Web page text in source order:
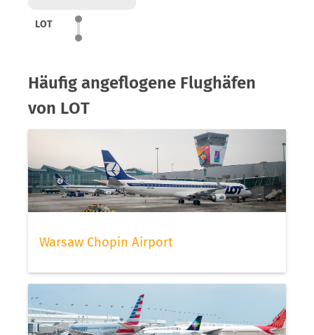
LOT
Häufig angeflogene Flughäfen
von LOT
Warsaw Chopin Airport